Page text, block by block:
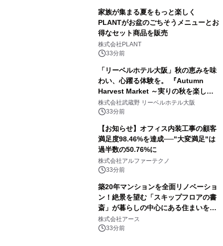
家族が集まる夏をもっと楽しく
PLANTがお盆のごちそうメニューとお
得なセット商品を販売
株式会社PLANT
33分前
「リーベルホテル大阪」秋の恵みを味
わい、心躍る体験を。 『Autumn
Harvest Market ～実りの秋を楽しむ
ディナー&スイーツビュッフェ～』を9
月18日より開催！
株式会社武蔵野 リーベルホテル大阪
33分前
【お知らせ】オフィス内装工事の顧客
満足度98.46%を達成──"大変満足"は
過半数の50.76%に
株式会社アルファーテクノ
33分前
築20年マンションを全面リノベーショ
ン！絶景を望む「スキップフロアの書
斎」が暮らしの中心にある住まいを公
開
株式会社アース
33分前